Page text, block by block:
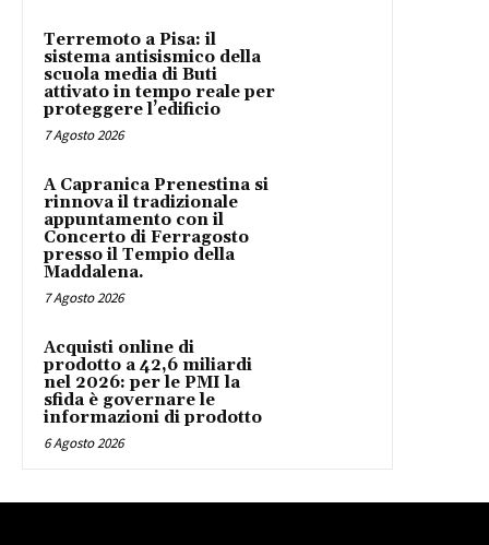
Terremoto a Pisa: il
sistema antisismico della
scuola media di Buti
attivato in tempo reale per
proteggere l’edificio
7 Agosto 2026
A Capranica Prenestina si
rinnova il tradizionale
appuntamento con il
Concerto di Ferragosto
presso il Tempio della
Maddalena.
7 Agosto 2026
Acquisti online di
prodotto a 42,6 miliardi
nel 2026: per le PMI la
sfida è governare le
informazioni di prodotto
6 Agosto 2026